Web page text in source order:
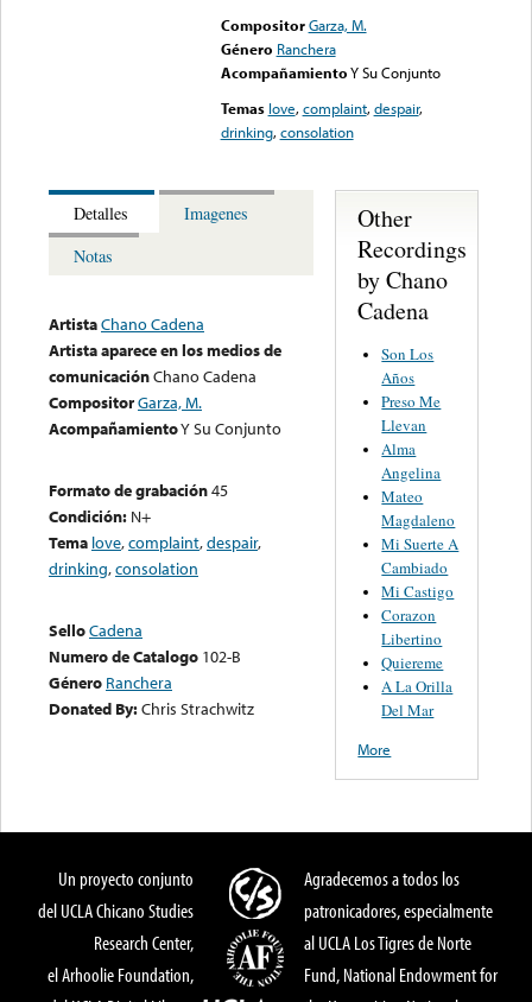
Compositor Garza, M.
Género Ranchera
AcompañamientoY Su Conjunto
Temas love,complaint,despair,
drinking,consolation
Detalles
Imagenes
Notas
ArtistaChano Cadena
Artista aparece en los medios de
comunicaciónChano Cadena
CompositorGarza, M.
AcompañamientoY Su Conjunto
Formato de grabación45
Condición: N+
Tema love,complaint,despair,
drinking,consolation
SelloCadena
Numero de Catalogo 102-B
Género Ranchera
Donated By:Chris Strachwitz
Other
Recordings
by Chano
Cadena
Son Los
Años
Preso Me
Llevan
Alma
Angelina
Mateo
Magdaleno
Mi Suerte A
Cambiado
Mi Castigo
Corazon
Libertino
Quiereme
A La Orilla
Del Mar
More
Un proyecto conjunto
del UCLA Chicano Studies
Research Center,
el Arhoolie Foundation,
Agradecemos a todos los
patronicadores, especialmente
al UCLA Los Tigres de Norte
Fund, National Endowment for